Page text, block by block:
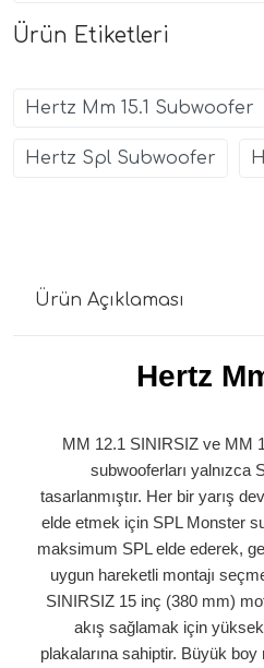
Ürün Etiketleri
Hertz Mm 15.1 Subwoofer
Hertz Spl Subwoofer
Ürün Açıklaması
Hertz
MM 12.1 SINIRSIZ ve MM
subwooferları yalnızca
tasarlanmıştır. Her bir yarış
elde etmek için SPL Monster
maksimum SPL elde ederek,
uygun hareketli montajı
SINIRSIZ 15 inç (380 mm)
akış sağlamak için
plakalarına sahiptir. Büyük boy